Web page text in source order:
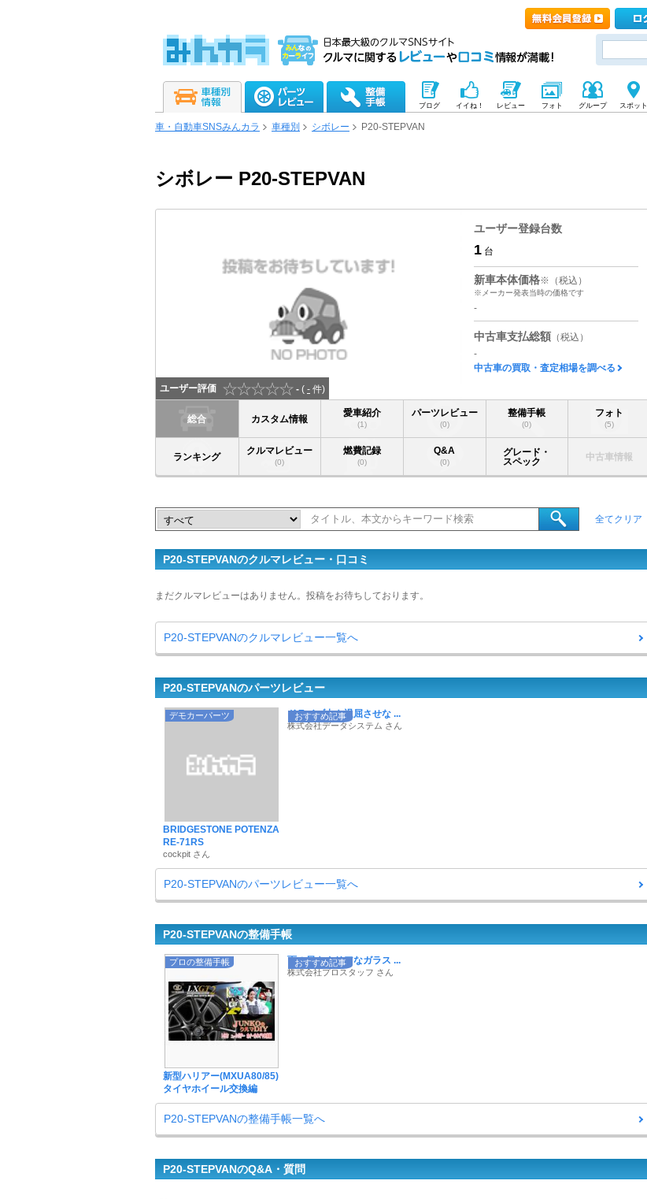
ブログ イイね！ レビュー フォト グループ スポット
車・自動車SNSみんカラ 車種別 シボレー P20-STEPVAN
シボレー P20-STEPVAN
ユーザー評価 - ( - 件)
ユーザー登録台数
1 台
新車本体価格※（税込）
※メーカー発表当時の価格です
-
中古車支払総額 （税込）
-
中古車の買取・査定相場を調べる
総合 カスタム情報
愛車紹介
(1)
パーツレビュー
(0)
整備手帳
(0)
フォト
(5)
ランキング
クルマレビュー
(0)
燃費記録
(0)
Q&A
(0)
グレード・
スペック
中古車情報
全てクリア
P20-STEPVANのクルマレビュー・口コミ
まだクルマレビューはありません。投稿をお待ちしております。
P20-STEPVANのクルマレビュー一覧へ
P20-STEPVANのパーツレビュー
デモカーパーツ
BRIDGESTONE POTENZA
RE-71RS
cockpit さん
おすすめ記事
ドライブ中も退屈させな ...
株式会社データシステム さん
P20-STEPVANのパーツレビュー一覧へ
P20-STEPVANの整備手帳
プロの整備手帳
新型ハリアー(MXUA80/85)
タイヤホイール交換編
おすすめ記事
雨の日もクリアなガラス ...
株式会社プロスタッフ さん
P20-STEPVANの整備手帳一覧へ
P20-STEPVANのQ&A・質問